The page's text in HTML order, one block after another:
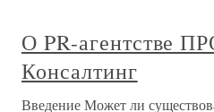
О PR-агентстве
Консалтинг
Введение Может ли